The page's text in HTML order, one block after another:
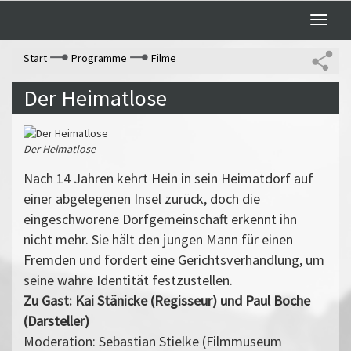
Toggle
Start
Programme Filme
Der Heimatlose
Der Heimatlose
Nach 14 Jahren kehrt Hein in sein Heimatdorf auf
einer abgelegenen Insel zurück, doch die
eingeschworene Dorfgemeinschaft erkennt ihn
nicht mehr. Sie hält den jungen Mann für einen
Fremden und fordert eine Gerichtsverhandlung, um
seine wahre Identität festzustellen.
Zu Gast: Kai Stänicke (Regisseur) und Paul Boche
(Darsteller)
Moderation: Sebastian Stielke (Filmmuseum